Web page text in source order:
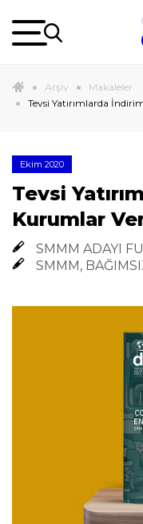
Arşiv
Makaleler
Tevsi Yatırımlarda
Ekim 2020
Tevsi
Kurumlar
SMMM ADAYI
SMMM,